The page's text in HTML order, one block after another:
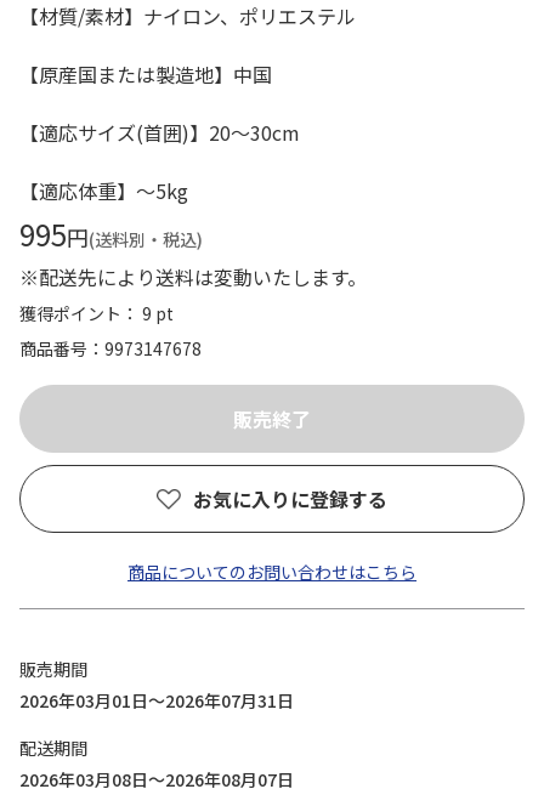
【材質/素材】ナイロン、ポリエステル
【原産国または製造地】中国
【適応サイズ(首囲)】20～30cm
【適応体重】～5kg
995円(送料別・税込)
※配送先により送料は変動いたします。
獲得ポイント： 9 pt
商品番号
9973147678
お気に入りに登録する
商品についてのお問い合わせはこちら
販売期間
2026年03月01日～2026年07月31日
配送期間
2026年03月08日～2026年08月07日